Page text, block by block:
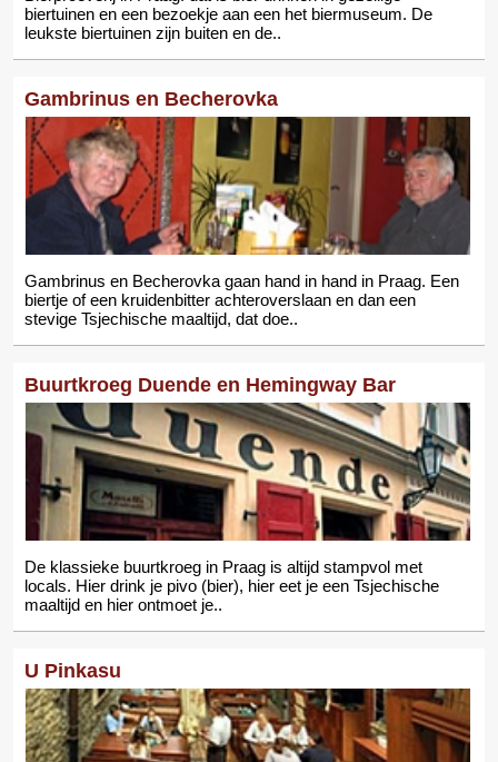
biertuinen en een bezoekje aan een het biermuseum. De
leukste biertuinen zijn buiten en de..
Gambrinus en Becherovka
Gambrinus en Becherovka gaan hand in hand in Praag. Een
biertje of een kruidenbitter achteroverslaan en dan een
stevige Tsjechische maaltijd, dat doe..
Buurtkroeg Duende en Hemingway Bar
De klassieke buurtkroeg in Praag is altijd stampvol met
locals. Hier drink je pivo (bier), hier eet je een Tsjechische
maaltijd en hier ontmoet je..
U Pinkasu